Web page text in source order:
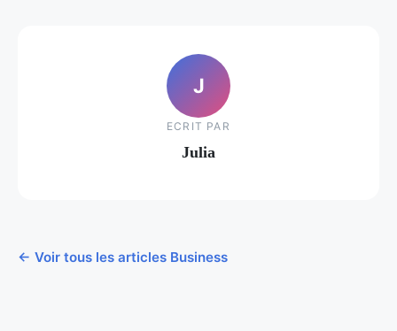
J
ECRIT PAR
Julia
← Voir tous les articles Business